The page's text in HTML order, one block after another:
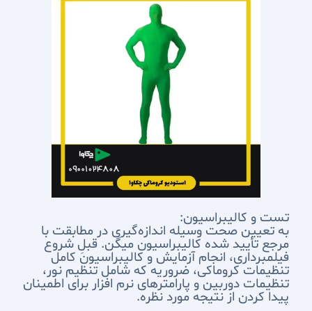
تست و کالیبراسیون:
به تعیین صحت وسیله اندازه‌گیری در مطابقت با
مرجع تأیید شده کالیبراسیون میگن. قبلِ شروع
فیلمبرداری، انجام آزمایش و کالیبراسیون کامل
تنظیمات کروماکی، ضروریه که شامل تنظیم نور،
تنظیمات دوربین و پارامترهای نرم افزار برای اطمینان
پیدا کردن از نتیجه مورد نظره.